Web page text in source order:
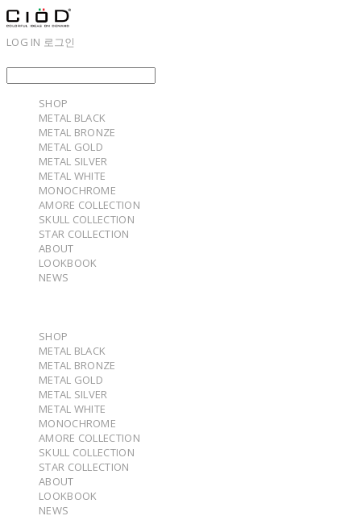
LOG IN 로그인
SHOP
METAL BLACK
METAL BRONZE
METAL GOLD
METAL SILVER
METAL WHITE
MONOCHROME
AMORE COLLECTION
SKULL COLLECTION
STAR COLLECTION
ABOUT
LOOKBOOK
NEWS
SHOP
METAL BLACK
METAL BRONZE
METAL GOLD
METAL SILVER
METAL WHITE
MONOCHROME
AMORE COLLECTION
SKULL COLLECTION
STAR COLLECTION
ABOUT
LOOKBOOK
NEWS